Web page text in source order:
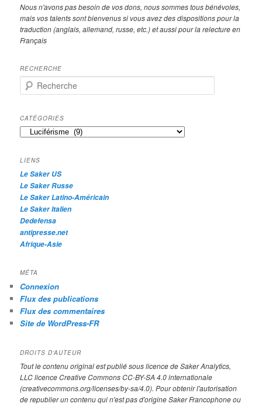
Nous n'avons pas besoin de vos dons, nous sommes tous bénévoles,
mais vos talents sont bienvenus si vous avez des dispositions pour la
traduction (anglais, allemand, russe, etc.) et aussi pour la relecture en
Français
RECHERCHE
e
h
e
r
h
e
CATÉGORIES
Catégories
LIENS
Le Saker US
Le Saker Russe
Le Saker Latino-Américain
Le Saker Italien
Dedefensa
antipresse.net
Afrique-Asie
MÉTA
Connexion
Flux des publications
Flux des commentaires
Site de WordPress-FR
DROITS D’AUTEUR
Tout le contenu original est publié sous licence de Saker Analytics,
LLC licence Creative Commons CC-BY-SA 4.0 internationale
(creativecommons.org/licenses/by-sa/4.0). Pour obtenir l'autorisation
de republier un contenu qui n'est pas d'origine Saker Francophone ou